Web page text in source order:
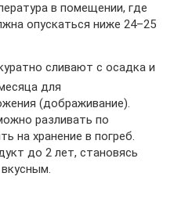
в помещении, где
опускаться ниже 24–25
сливают с осадка и
для
(дображивание).
разливать по
на хранение в погреб.
до 2 лет, становясь